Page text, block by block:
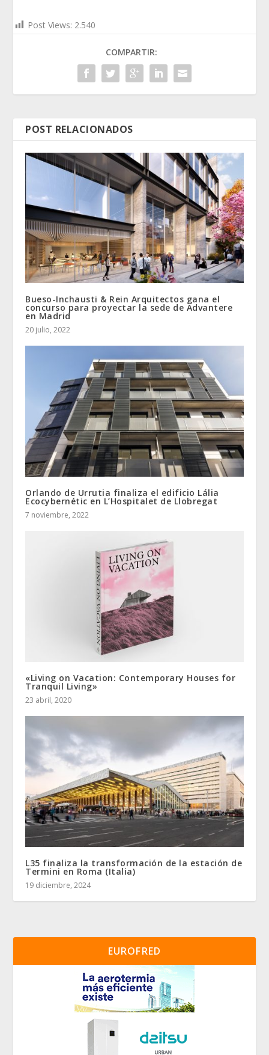
Post Views: 2.540
COMPARTIR:
POST RELACIONADOS
Bueso-Inchausti & Rein Arquitectos gana el
concurso para proyectar la sede de Advantere
en Madrid
20 julio, 2022
Orlando de Urrutia finaliza el edificio Lália
Ecocybernétic en L’Hospitalet de Llobregat
7 noviembre, 2022
«Living on Vacation: Contemporary Houses for
Tranquil Living»
23 abril, 2020
L35 finaliza la transformación de la estación de
Termini en Roma (Italia)
19 diciembre, 2024
EUROFRED